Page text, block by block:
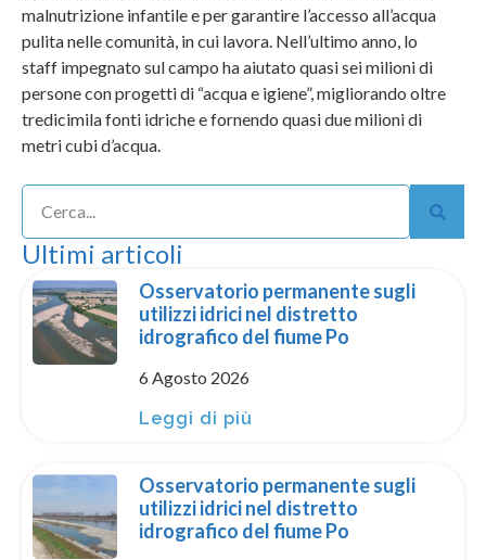
malnutrizione infantile e per garantire l’accesso all’acqua
pulita nelle comunità, in cui lavora. Nell’ultimo anno, lo
staff impegnato sul campo ha aiutato quasi sei milioni di
persone con progetti di “acqua e igiene”, migliorando oltre
tredicimila fonti idriche e fornendo quasi due milioni di
metri cubi d’acqua.
Ultimi articoli
Osservatorio permanente sugli
utilizzi idrici nel distretto
idrografico del fiume Po
6 Agosto 2026
Leggi di più
Osservatorio permanente sugli
utilizzi idrici nel distretto
idrografico del fiume Po